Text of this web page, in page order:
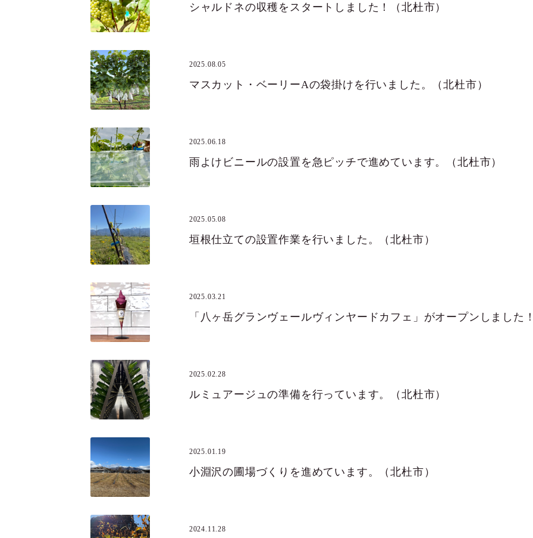
シャルドネの収穫をスタートしました！（北杜市）
2025.08.05
マスカット・ベーリーAの袋掛けを行いました。（北杜市）
2025.06.18
雨よけビニールの設置を急ピッチで進めています。（北杜市）
2025.05.08
垣根仕立ての設置作業を行いました。（北杜市）
2025.03.21
2025.02.28
ルミュアージュの準備を行っています。（北杜市）
2025.01.19
小淵沢の圃場づくりを進めています。（北杜市）
2024.11.28